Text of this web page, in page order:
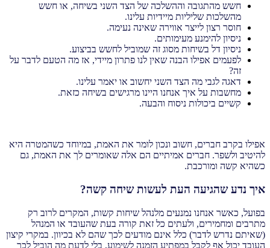
חשש מהתגובה וההשלכה של הצד השני בשיחה, או חשש
מהשלכות שליליות מיידיות עלינו.
חוסר רצון לייצר אווירה שאינה נעימה.
ניסיון להימנע מעימותים.
ניסיון דל בשיחות מסוג זה שמוביל לחשש בביצוע.
לפעמים אפילו הבנה שאין לנו פתרון מיידי, אז מה הטעם לדבר על
זה?
דאגה לגבי מה הצד השני יחשוב או יאמר עלינו.
מחשבות על איך אנחנו היינו מרגישים בשיחה כזאת.
קשיים ביכולות ניסוח והבעה.
אפילו בקרב חברים, חשוב ונכון לומר את האמת, במיוחד כשהמטרה היא
להיטיב ולשפר. חברים אמיתיים הם אלה שאומרים לך את האמת, גם
כשהיא קשה ומורכבת.
איך נדע שהגיעה העת לעשות שיחה קשה?
בפועל, כאשר אנחנו נמנעים מלנהל שיחות קשות, המקרים לרוב רק
מתרבים ומחמירים, ולעתים כל זאת קורה בעת שהעובד או המנהל
(שאיתם נדרש לדבר) כלל אינם מודעים לכך שהם לא בכיוון. במקרי קיצון
העובד יכול אף לקבל במפתיע הזמנה לשימוע, בלי לדעת מה הוביל לכך